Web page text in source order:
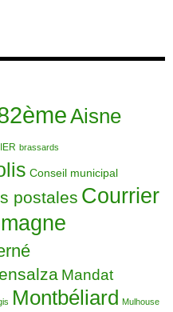
Aisne
brassards
Conseil municipal
postales Courrier
Mandat
Montbéliard Mulhouse